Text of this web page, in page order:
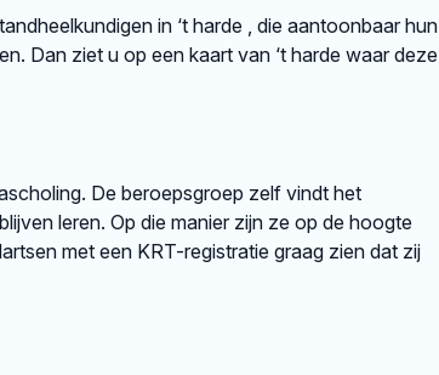
in ‘t harde , die aantoonbaar hun
Dan ziet u op een kaart van ‘t harde waar deze
De beroepsgroep zelf vindt het
leren. Op die manier zijn ze op de hoogte
met een KRT-registratie graag zien dat zij